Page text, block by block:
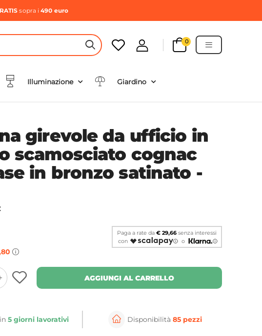
sopra i490 euro
HEADER SEARCH BUTTON
0
Illuminazione Giardino
girevole da ufficio in
scamosciato cognac
in bronzo satinato -
Paga a rate da€ 29,66 senza interessi
con
o
quantity
minus
button
AGGIUNGI AL CARRELLO
in5 giorni lavorativi Disponibilità 85 pezzi